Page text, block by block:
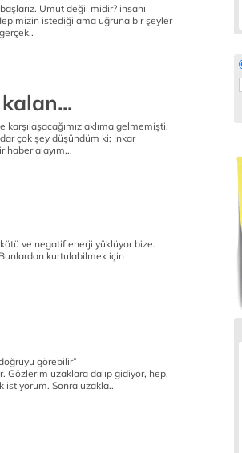
Umut değil midir? insanı
istediği ama uğruna bir şeyler
aklıma gelmemişti.
çok şey düşündüm ki; İnkar
haber alayım,..
ve negatif enerji yüklüyor bize.
kurtulabilmek için
görebilir”
uzaklara dalıp gidiyor, hep.
istiyorum. Sonra uzakla..